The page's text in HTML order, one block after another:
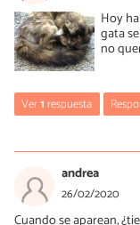
Hoy
gata
no
Ver1respuesta
Dale de comer
momento el gato
andrea
26/02/2020
Cuando se aparean,